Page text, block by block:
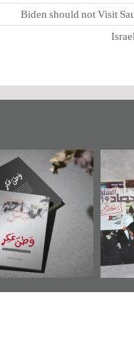
Biden should not Visit
«وطن عكر» رواية
جديدة لمعتقل
عسكري تصدر عن
«مرآة البحرين»